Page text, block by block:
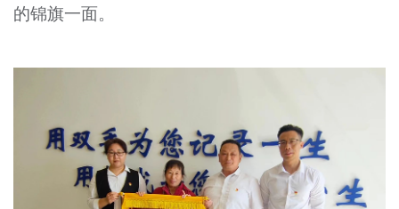
榜样人物
身边好人
北京宣传文化引导基金
宣传思想文化人才
的锦旗一面。